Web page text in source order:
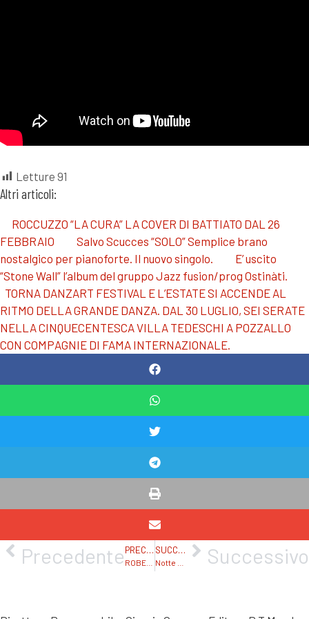
Letture 91
Altri articoli:
ROCCUZZO “LA CURA” LA COVER DI BATTIATO DAL 26
FEBBRAIO
Salvo Scucces “SOLO” Semplice brano
nostalgico per pianoforte. Il nuovo singolo.
E’ uscito
“Stone Wall” l’album del gruppo Jazz fusion/prog Ostinàti.
TORNA DANZART FESTIVAL E L’ESTATE SI ACCENDE AL
RITMO DELLA GRANDE DANZA. DAL 30 LUGLIO, SEI SERATE
NELLA CINQUECENTESCA VILLA TEDESCHI A POZZALLO
CON COMPAGNIE DI FAMA INTERNAZIONALE.
Precedente PRECEDENTE SUCCESSIVO Successivo